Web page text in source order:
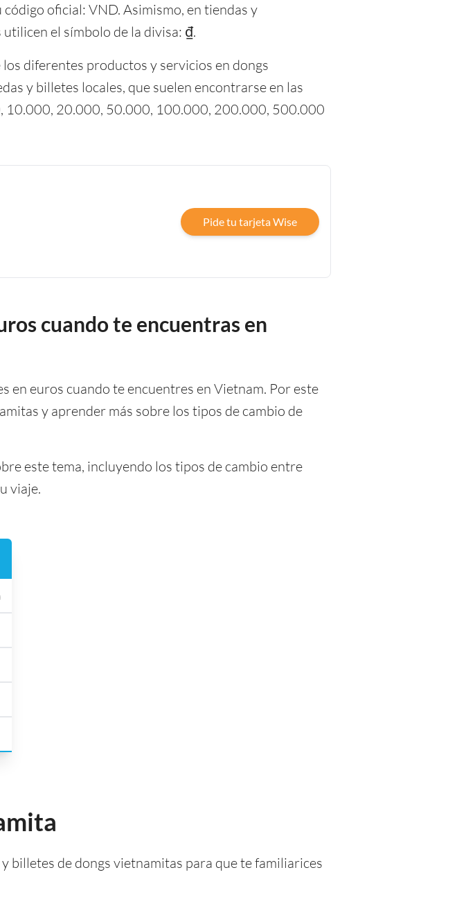
oficial: VND. Asimismo, en tiendas y
el símbolo de la divisa: ₫.
diferentes productos y servicios en dongs
y billetes locales, que suelen encontrarse en las
10.000, 20.000, 50.000, 100.000, 200.000, 500.000
Pide tu tarjeta Wise
cuando te encuentras en
en euros cuando te encuentres en Vietnam. Por este
y aprender más sobre los tipos de cambio de
este tema, incluyendo los tipos de cambio entre
viaje.
billetes de dongs vietnamitas para que te familiarices